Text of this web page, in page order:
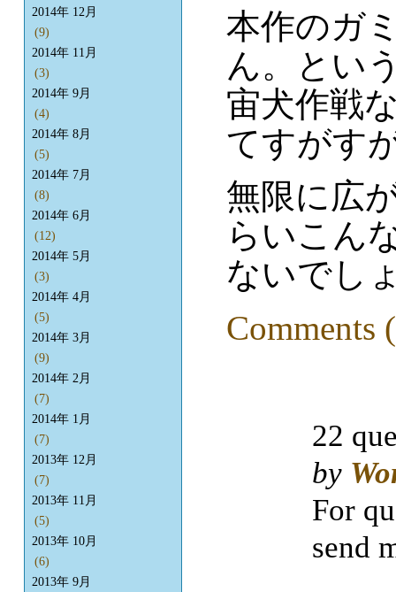
本作のガ
ん。とい
宙犬作戦
てすがす
無限に広
らいこん
ないでし
Comments
2014年 12月
(9)
2014年 11月
(3)
2014年 9月
(4)
2014年 8月
(5)
2014年 7月
(8)
2014年 6月
(12)
2014年 5月
(3)
2014年 4月
(5)
2014年 3月
(9)
2014年 2月
(7)
2014年 1月
(7)
2013年 12月
(7)
2013年 11月
(5)
2013年 10月
(6)
2013年 9月
22
by
For
send